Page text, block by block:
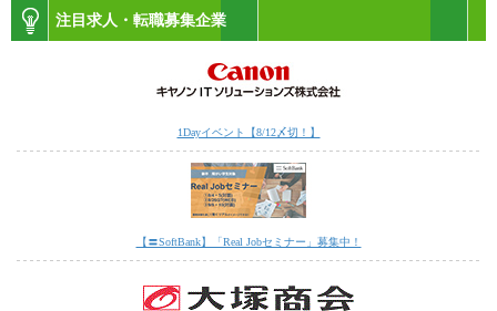
注目求人・転職募集企業
1Dayイベント【8/12〆切！】
【〓SoftBank】「Real Jobセミナー」募集中！